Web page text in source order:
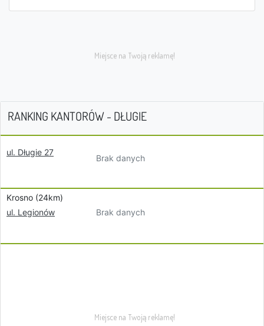
RANKING KANTORÓW - DŁUGIE
ul. Długie 27
Brak danych
Krosno (24km)
ul. Legionów
Brak danych